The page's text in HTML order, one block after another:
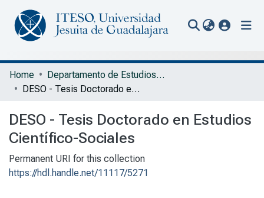
Communities & Collections
All of Repository
Statistics
Portal Biblioteca
Home
Departamento de Estudios Socioculturales
DESO - Tesis Doctorado en Estudios Científico-Sociales
DESO - Tesis Doctorado en Estudios
Científico-Sociales
Permanent URI for this collection
https://hdl.handle.net/11117/5271